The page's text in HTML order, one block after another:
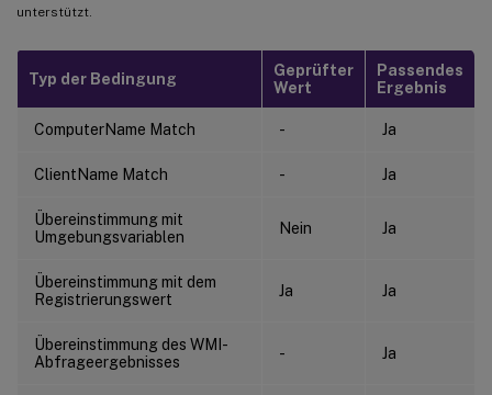
unterstützt.
Typ der Bedingung
Geprüfter
Wert
Passendes
Ergebnis
ComputerName Match - Ja
ClientName Match - Ja
Übereinstimmung mit
Umgebungsvariablen
Nein Ja
Übereinstimmung mit dem
Registrierungswert
Ja Ja
Übereinstimmung des WMI-
Abfrageergebnisses
- Ja